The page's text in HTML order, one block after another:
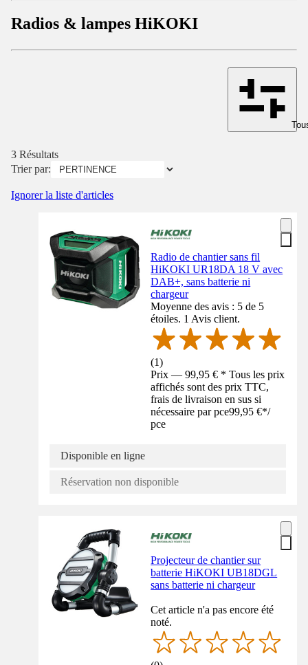
Radios & lampes HiKOKI
3 Résultats
Trier par:
Ignorer la liste d'articles
Radio de chantier sans fil
HiKOKI UR18DA 18 V avec
DAB+, sans batterie ni
chargeur
Moyenne des avis : 5 de 5
étoiles. 1 Avis client.
(1)
Prix — 99,95 € * Tous les prix
affichés sont des prix TTC,
frais de livraison en sus si
nécessaire par pce99,95 €*/
pce
Disponible en ligne
Réservation non disponible
Projecteur de chantier sur
batterie HiKOKI UB18DGL
sans batterie ni chargeur
Cet article n'a pas encore été
noté.